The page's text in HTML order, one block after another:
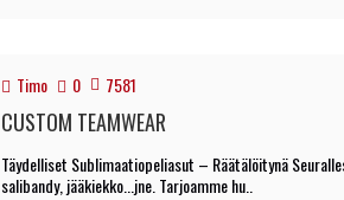
Timo 0 7581
CUSTOM TEAMWEAR
Täydelliset Sublimaatiopeliasut – Räätälöitynä
salibandy, jääkiekko...jne. Tarjoamme hu..